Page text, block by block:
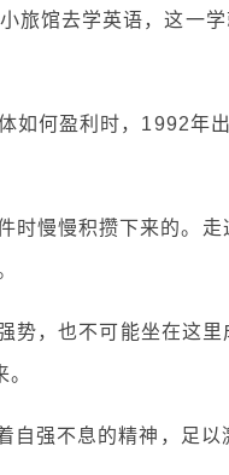
旅馆去学英语，这一学
如何盈利时，1992年出
时慢慢积攒下来的。走
势，也不可能坐在这里
自强不息的精神，足以